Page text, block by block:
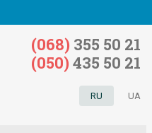
RU UA
(068) 355 50 21
(050) 435 50 21